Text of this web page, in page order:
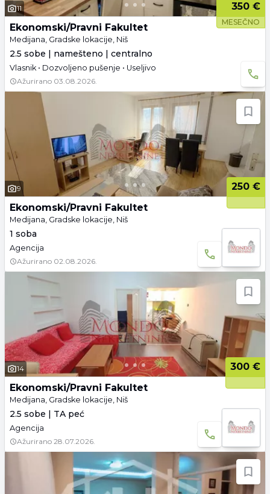
11 350 €
MESEČNO
Ekonomski/Pravni Fakultet
Medijana, Gradske lokacije, Niš
2.5 sobe | namešteno | centralno
Vlasnik • Dozvoljeno pušenje • Useljivo
Ažurirano 03.08.2026.
9
250 €
Ekonomski/Pravni Fakultet
Medijana, Gradske lokacije, Niš
1 soba
Agencija
Ažurirano 02.08.2026.
14
300 €
Ekonomski/Pravni Fakultet
Medijana, Gradske lokacije, Niš
2.5 sobe | TA peć
Agencija
Ažurirano 28.07.2026.